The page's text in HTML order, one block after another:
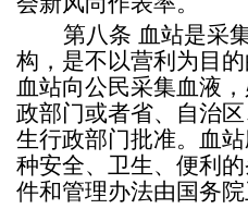
第八条 血站是采
构，是不以营利为目
血站向公民采集血液
政部门或者省、自治
生行政部门批准。血
种安全、卫生、便利
件和管理办法由国务院